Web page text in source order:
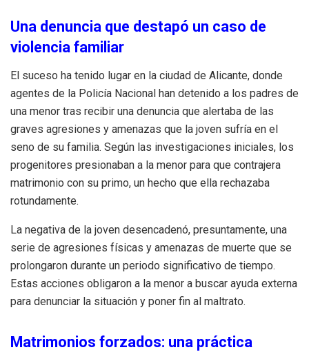
Una denuncia que destapó un caso de
violencia familiar
El suceso ha tenido lugar en la ciudad de Alicante, donde
agentes de la Policía Nacional han detenido a los padres de
una menor tras recibir una denuncia que alertaba de las
graves agresiones y amenazas que la joven sufría en el
seno de su familia. Según las investigaciones iniciales, los
progenitores presionaban a la menor para que contrajera
matrimonio con su primo, un hecho que ella rechazaba
rotundamente.
La negativa de la joven desencadenó, presuntamente, una
serie de agresiones físicas y amenazas de muerte que se
prolongaron durante un periodo significativo de tiempo.
Estas acciones obligaron a la menor a buscar ayuda externa
para denunciar la situación y poner fin al maltrato.
Matrimonios forzados: una práctica